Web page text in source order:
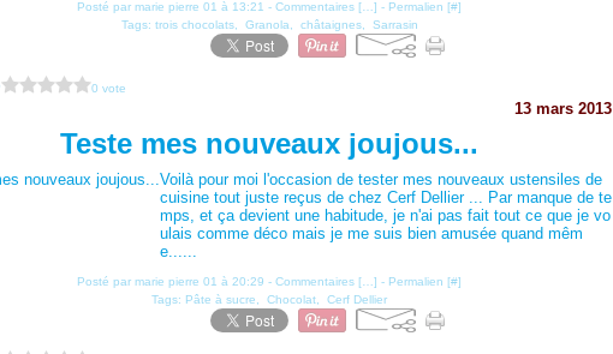
Posté par marie pierre 01 à 13:21 - Commentaires [ ] - Permalien [#]
Tags: trois chocolats, Granola châtaignes, Sarrasin
0 vote
13 mars 2013
Teste mes nouveaux joujous...
Voilà pour moi l'occasion de tester mes nouveaux ustensiles de
cuisine tout juste reçus de chez Cerf Dellier ... Par manque de te
mps, et ça devient une habitude, je n'ai pas fait tout ce que je vo
ulais comme déco mais je me suis bien amusée quand mêm
e......
Posté par marie pierre 01 à 20:29 - Commentaires [ ] - Permalien [#]
Tags: Pâte à sucre Chocolat Cerf Dellier